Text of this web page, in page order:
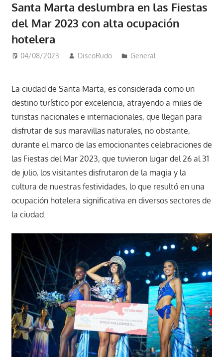
Santa Marta deslumbra en las Fiestas
del Mar 2023 con alta ocupación
hotelera
04/08/2023 DiscoRudo General
La ciudad de Santa Marta, es considerada como un
destino turístico por excelencia, atrayendo a miles de
turistas nacionales e internacionales, que llegan para
disfrutar de sus maravillas naturales, no obstante,
durante el marco de las emocionantes celebraciones de
las Fiestas del Mar 2023, que tuvieron lugar del 26 al 31
de julio, los visitantes disfrutaron de la magia y la
cultura de nuestras festividades, lo que resultó en una
ocupación hotelera significativa en diversos sectores de
la ciudad.